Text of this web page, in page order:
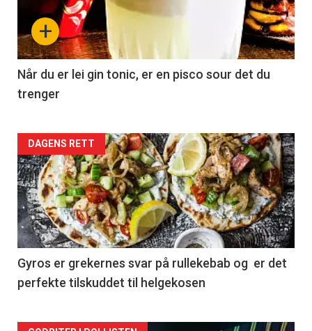
+
Når du er lei gin tonic, er en pisco sour det du
trenger
Forsiden
akkurat
nå
-
2
DAGENS RETT
Gyros er grekernes svar på rullekebab og er det
perfekte tilskuddet til helgekosen